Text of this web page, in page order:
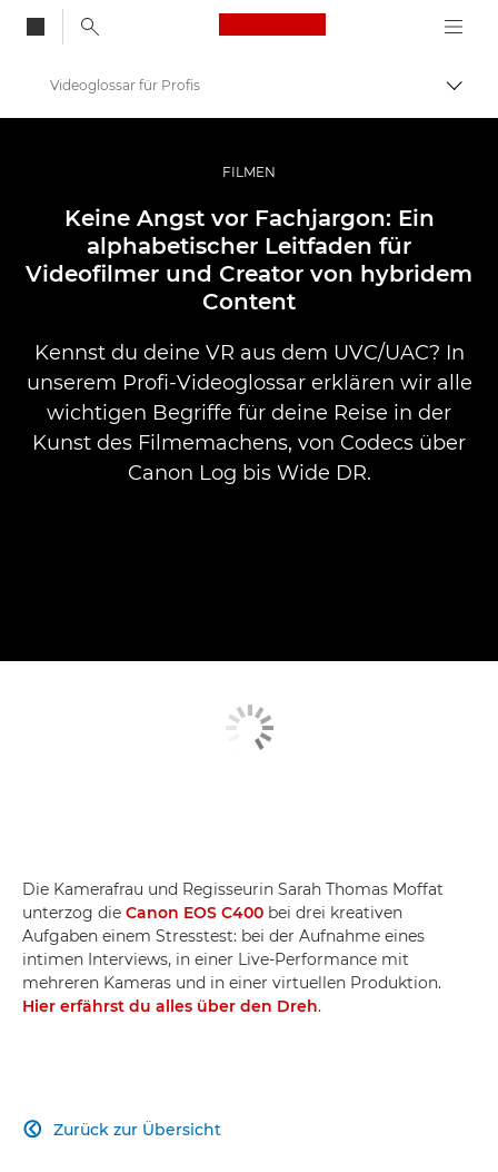
Canon Logo, back
Auf
Professionelle Fotografie und Videos
Geschichten
Videoglossar für Profis
FILMEN
Keine Angst vor Fachjargon: Ein
alphabetischer Leitfaden für
Videofilmer und Creator von hybridem
Content
Kennst du deine VR aus dem UVC/UAC? In
unserem Profi-Videoglossar erklären wir alle
wichtigen Begriffe für deine Reise in der
Kunst des Filmemachens, von Codecs über
Canon Log bis Wide DR.
Die Kamerafrau und Regisseurin Sarah Thomas Moffat
unterzog die Canon EOS C400 bei drei kreativen
Aufgaben einem Stresstest: bei der Aufnahme eines
intimen Interviews, in einer Live-Performance mit
mehreren Kameras und in einer virtuellen Produktion.
Hier erfährst du alles über den Dreh.
Zurück zur Übersicht
